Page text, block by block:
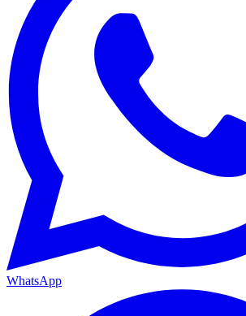
WhatsApp